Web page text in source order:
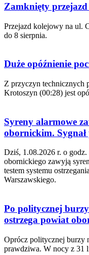
Zamknięty
Przejazd kolejowy na ul.
do 8 sierpnia.
Duże opóźnienie
Z przyczyn technicznych
Krotoszyn (00:28) jest
Syreny alarmowe
obornickim.
Dziś, 1.08.2026 r. o
obornickiego zawyją
testem systemu
Warszawskiego.
Po politycznej
ostrzega powiat
Oprócz politycznej burzy
prawdziwa. W nocy z 31